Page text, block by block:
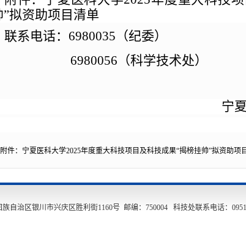
”拟资助项目清单
联系电话： 6980035 （纪委）
6980056（科学技术处）
宁
附件：宁夏医科大学2025年度重大科技项目及科技成果“揭榜挂帅”拟资助项
治区银川市兴庆区胜利街1160号 邮编：750004 科技处联系电话：0951-